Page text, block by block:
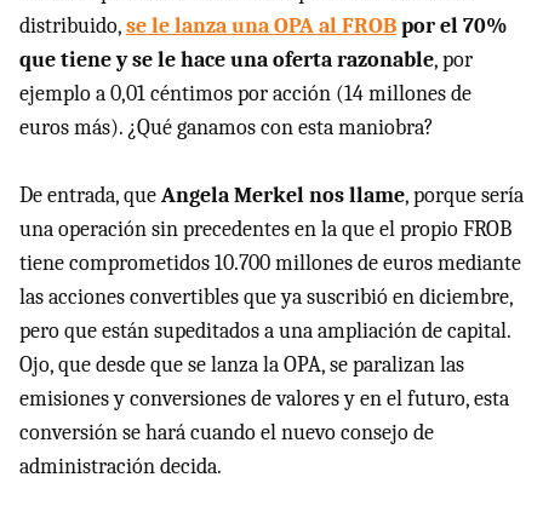
distribuido,se le lanza una OPA al FROBpor el 70%
que tiene y se le hace una oferta razonable, por
ejemplo a 0,01 céntimos por acción (14 millones de
euros más). ¿Qué ganamos con esta maniobra?
De entrada, queAngela Merkel nos llame, porque sería
una operación sin precedentes en la que el propio FROB
tiene comprometidos 10.700 millones de euros mediante
las acciones convertibles que ya suscribió en diciembre,
pero que están supeditados a una ampliación de capital.
Ojo, que desde que se lanza la OPA, se paralizan las
emisiones y conversiones de valores y en el futuro, esta
conversión se hará cuando el nuevo consejo de
administración decida.